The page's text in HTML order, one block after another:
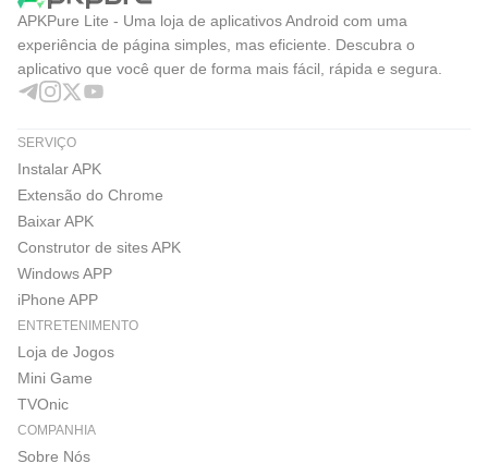
APKPure Lite - Uma loja de aplicativos Android com uma
experiência de página simples, mas eficiente. Descubra o
aplicativo que você quer de forma mais fácil, rápida e segura.
SERVIÇO
Instalar APK
Extensão do Chrome
Baixar APK
Construtor de sites APK
Windows APP
iPhone APP
ENTRETENIMENTO
Loja de Jogos
Mini Game
TVOnic
COMPANHIA
Sobre Nós